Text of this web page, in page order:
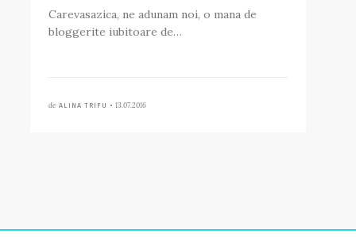
Carevasazica, ne adunam noi, o mana de
bloggerite iubitoare de…
de ALINA TRIFU • 13.07.2016